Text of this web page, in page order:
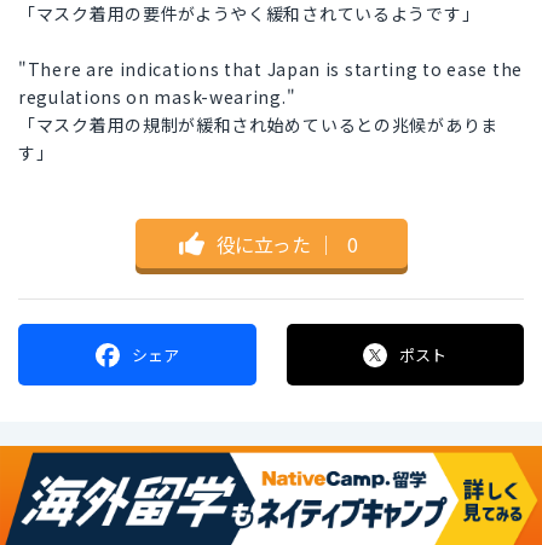
「マスク着用の要件がようやく緩和されているようです」
"There are indications that Japan is starting to ease the
regulations on mask-wearing."
「マスク着用の規制が緩和され始めているとの兆候がありま
す」
役に立った ｜ 0
シェア ポスト